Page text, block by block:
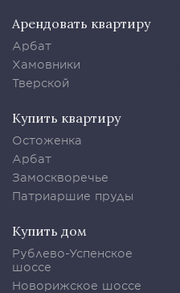
Арендовать квартиру
Арбат
Хамовники
Тверской
Купить квартиру
Остоженка
Арбат
Замоскворечье
Патриаршие пруды
Купить дом
Рублево-Успенское
шоссе
Новорижское шоссе